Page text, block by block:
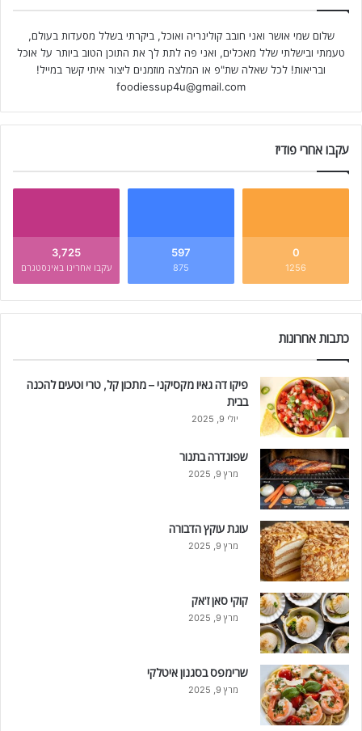
שלום שמי אושר ואני חובב קולינריה ואוכל, ביקרתי בשלל מסעדות בעולם,
טעמתי ובישלתי שלל מאכלים, ואני פה לתת לך את התוכן הטוב ביותר על אוכל
ובריאות! לכל שאלה שת"פ או המלצה מוזמנים ליצור איתי קשר במייל!
foodiessup4u@gmail.com
עקבו אחרי פודיז
0
1256
597
875
3,725
עקבו אחרינו באינסטגרם
כתבות אחרונות
פיקו דה גאיו מקסיקני – מתכון קל, טרי וטעים להכנה
בבית
יולי 9, 2025
שפונדרה בתנור
מרץ 9, 2025
עוגת עוקץ הדבורה
מרץ 9, 2025
קוקי סאן ז'אק
מרץ 9, 2025
שרימפס בסגנון איטלקי
מרץ 9, 2025